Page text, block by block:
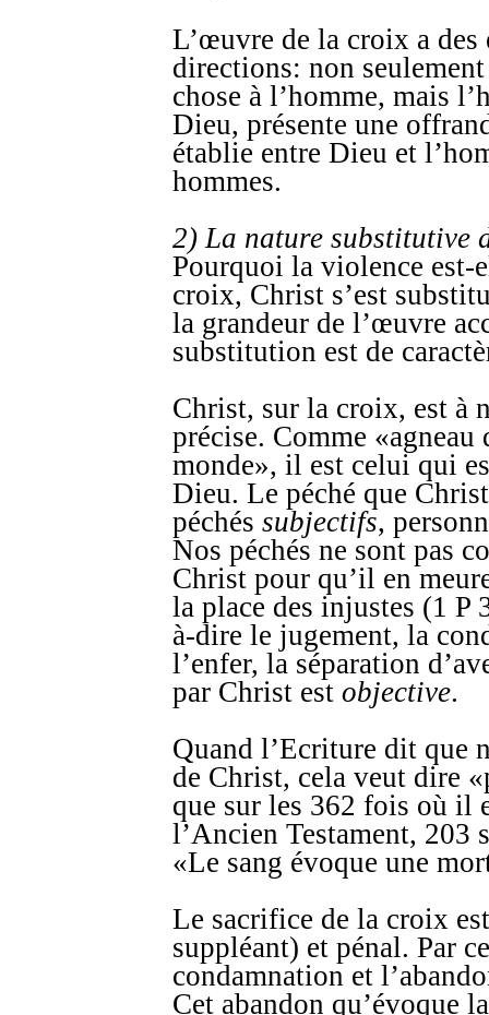
L’œuvre de la croix a des
directions: non
chose à l’homme, mais
Dieu, présente une
établie entre Dieu et
hommes.
2) La nature substitutive
Pourquoi la violence est-
croix, Christ s’est
la grandeur de l’œuvre
substitution est de
Christ, sur la croix, est à
précise. Comme
monde», il est celui qui
Dieu. Le péché que
péchés subjectifs,
Nos péchés ne sont pas
Christ pour qu’il en
la place des injustes (1
à-dire le jugement, la
l’enfer, la séparation
par Christ est objective.
Quand l’Ecriture dit que
de Christ, cela veut dire
que sur les 362 fois où il
l’Ancien Testament, 203
«Le sang évoque une
Le sacrifice de la croix
suppléant) et pénal. Par
condamnation et
Cet abandon qu’évoque